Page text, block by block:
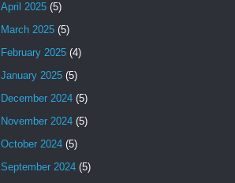
April 2025 (5)
March 2025 (5)
February 2025 (4)
January 2025 (5)
December 2024 (5)
November 2024 (5)
October 2024 (5)
September 2024 (5)